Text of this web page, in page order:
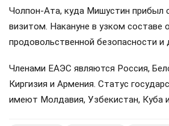
Чолпон-Ата, куда Мишустин прибыл
визитом. Накануне в узком составе
продовольственной безопасности и
Членами ЕАЭС являются Россия,
Киргизия и Армения. Статус
имеют Молдавия, Узбекистан, Куба